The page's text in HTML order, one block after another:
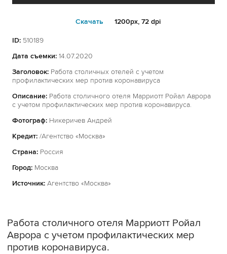
Cкачать 1200px, 72 dpi
ID: 510189
Дата съемки: 14.07.2020
Заголовок: Работа столичных отелей с учетом
профилактических мер против коронавируса
Описание: Работа столичного отеля Марриотт Ройал Аврора
с учетом профилактических мер против коронавируса.
Фотограф: Никеричев Андрей
Кредит: /Агентство «Москва»
Страна: Россия
Город: Москва
Источник: Агентство «Москва»
Работа столичного отеля Марриотт Ройал
Аврора с учетом профилактических мер
против коронавируса.